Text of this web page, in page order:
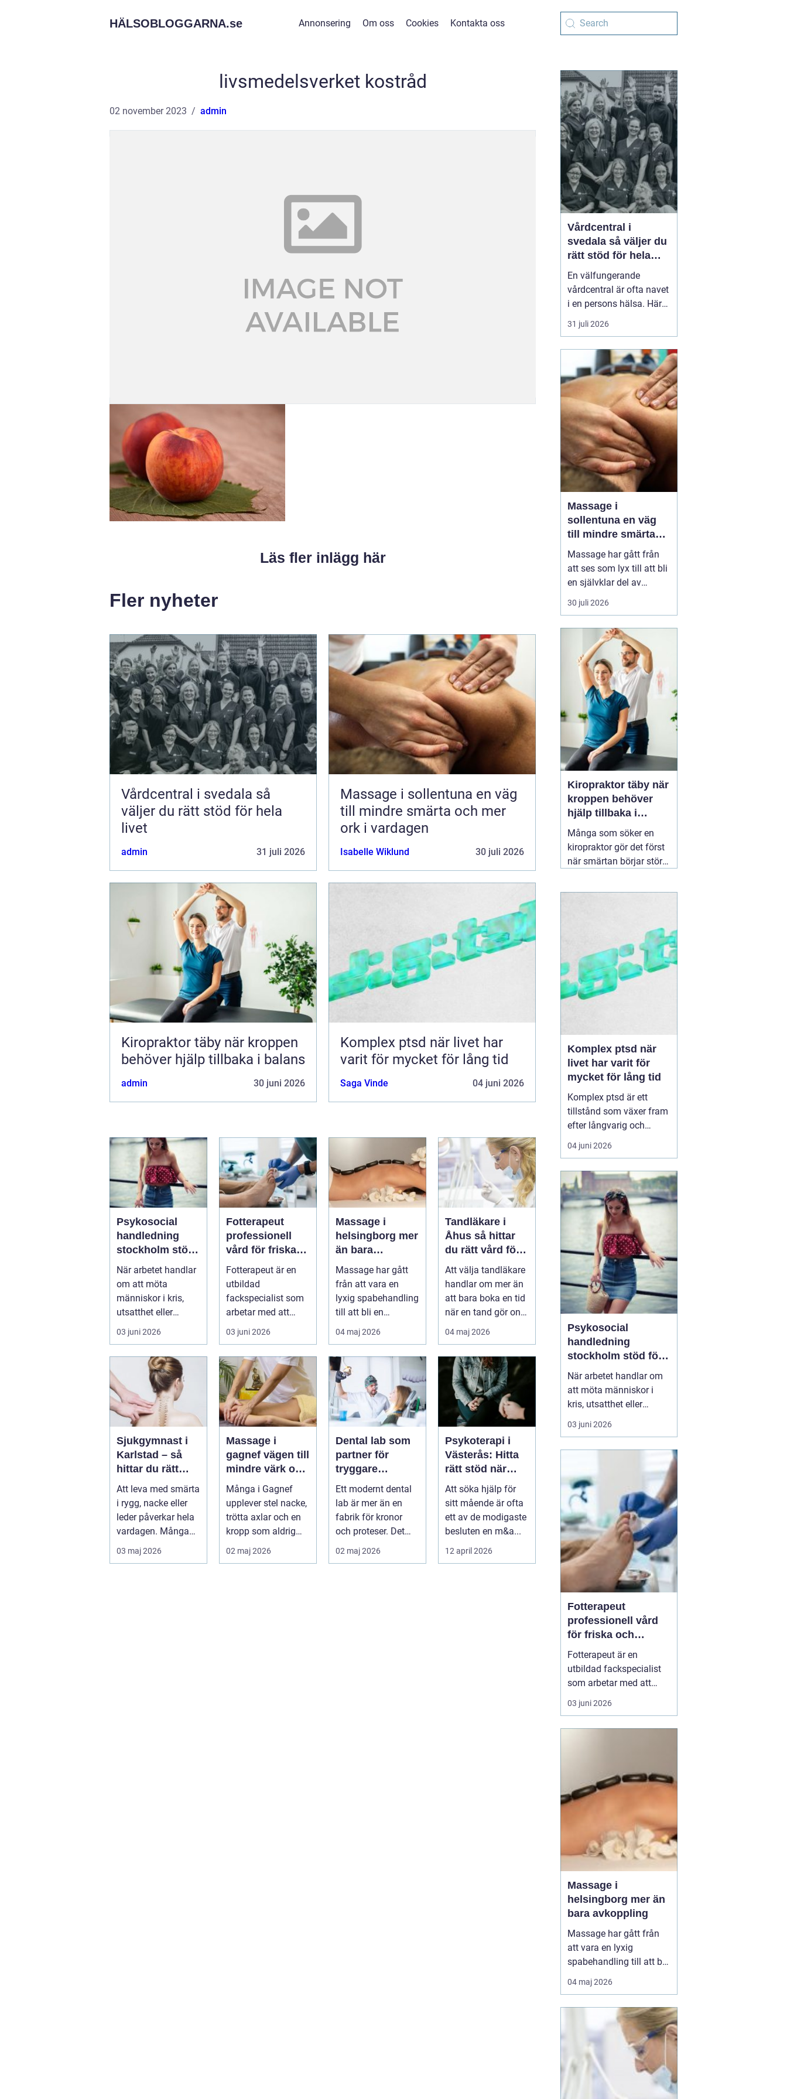
HÄLSOBLOGGARNA.se Annonsering Om oss Cookies Kontakta oss
livsmedelsverket kostråd
02 november 2023 admin
Läs fler inlägg här
Fler nyheter
Vårdcentral i svedala så
väljer du rätt stöd för hela
livet
admin 31 juli 2026
Massage i sollentuna en väg
till mindre smärta och mer
ork i vardagen
Isabelle Wiklund 30 juli 2026
Kiropraktor täby när kroppen
behöver hjälp tillbaka i balans
admin 30 juni 2026
Komplex ptsd när livet har
varit för mycket för lång tid
Saga Vinde 04 juni 2026
Psykosocial
handledning
stockholm stöd
för hållbart
arbete med
människor
När arbetet handlar
om att möta
människor i kris,
utsatthet eller
beroende prövas
både yrkesrollen o...
03 juni 2026
Fotterapeut
professionell
vård för friska
och starkare
fötter
Fotterapeut är en
utbildad
fackspecialist som
arbetar med att
förebygga,
behandla och lindra
problem...
03 juni 2026
Massage i
helsingborg mer
än bara
avkoppling
Massage har gått
från att vara en
lyxig spabehandling
till att bli en
självklar del av
mångas vardag...
04 maj 2026
Tandläkare i
Åhus så hittar
du rätt vård för
dina tänder
Att välja tandläkare
handlar om mer än
att bara boka en tid
när en tand gör ont.
En bra
tandvårdskli...
04 maj 2026
Sjukgymnast i
Karlstad – så
hittar du rätt
hjälp för smärta
och rehab
Att leva med smärta
i rygg, nacke eller
leder påverkar hela
vardagen. Många
03 maj 2026
Massage i
gagnef vägen till
mindre värk och
mer
vardagsenergi
Många i Gagnef
upplever stel nacke,
trötta axlar och en
kropp som aldrig
riktigt hinner
återhämta si...
02 maj 2026
Dental lab som
partner för
tryggare
tandvård
Ett modernt dental
lab är mer än en
fabrik för kronor
och proteser. Det
fungerar som en
förlängning ...
02 maj 2026
Psykoterapi i
Västerås: Hitta
rätt stöd när
livet skaver
Att söka hjälp för
sitt mående är ofta
ett av de modigaste
besluten en m&a...
12 april 2026
Vårdcentral i
svedala så väljer du
rätt stöd för hela
livet
En välfungerande
vårdcentral är ofta navet
i en persons hälsa. Här
får människor hjälp med
allt från förkylningar och
sjukdomar, psykisk
ohälsa och
rehabilitering. I en
växande kommun som
Svedala blir valet av
vårdcentral extr...
31 juli 2026
Massage i
sollentuna en väg
till mindre smärta
och mer ork i
vardagen
Massage har gått från
att ses som lyx till att bli
en självklar del av
många människors
hälsa och vardag. Allt
norr om Stockholm
sökerprofessionell
massage Sollentuna för
30 juli 2026
Kiropraktor täby när
kroppen behöver
hjälp tillbaka i
balans
Många som söker en
kiropraktor gör det först
när smärtan börjar störa
Ryggont, stel nacke eller
som att jobba, sova eller
träna betydligt svårare.
För den som letar efter
en 30 juni 2026
Komplex ptsd när
livet har varit för
mycket för lång tid
Komplex ptsd är ett
tillstånd som växer fram
efter långvarig och
upprepad utsatthet, ofta
i relationer som skulle
känner sig förvirrade,
skamsna eller svaga när
kropp och psyke
reagerar starkare än vad
situationen verkar
motivera. ...
04 juni 2026
Psykosocial
handledning
stockholm stöd för
hållbart arbete med
människor
När arbetet handlar om
att möta människor i
kris, utsatthet eller
beroende prövas både
yrkesrollen och den egna
socialtjänst, skola,
omsorg, HVB, öppenvård
eller rättsväsende känner
igen kombinationen av
höga krav, kompl...
03 juni 2026
Fotterapeut
professionell vård
för friska och
starkare fötter
Fotterapeut är en
utbildad fackspecialist
som arbetar med att
förebygga, behandla och
lindra problem i fötter
tid utan att söka hjälp,
trots att rätt behandling
o...
03 juni 2026
Massage i
helsingborg mer än
bara avkoppling
Massage har gått från
att vara en lyxig
spabehandling till att bli
en självklar del av
mångas vardagliga
visar att regelbunden
beröring kan sänka
stressnivåer, lindra
smärta och förbättra
sömnen. I en stad som
04 maj 2026